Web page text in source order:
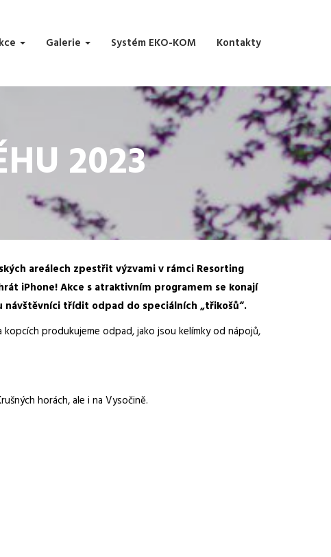
Galerie Systém EKO-KOM Kontakty
2023
areálech zpestřit výzvami v rámci Resorting
iPhone! Akce s atraktivním programem se konají
třídit odpad do speciálních „třikošů“.
produkujeme odpad, jako jsou kelímky od nápojů,
horách, ale i na Vysočině.